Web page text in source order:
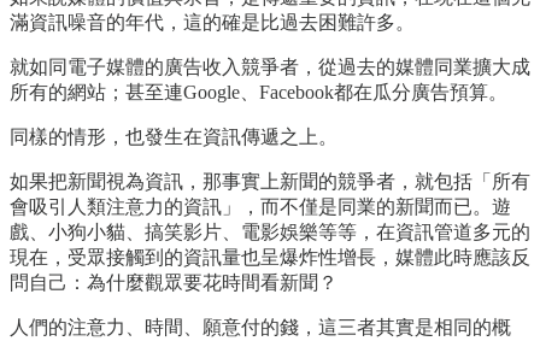
滿資訊噪音的年代，這的確是比過去困難許多。
就如同電子媒體的廣告收入競爭者，從過去的媒體同業擴大成
所有的網站；甚至連Google、Facebook都在瓜分廣告預算。
同樣的情形，也發生在資訊傳遞之上。
如果把新聞視為資訊，那事實上新聞的競爭者，就包括「所有
會吸引人類注意力的資訊」，而不僅是同業的新聞而已。遊
戲、小狗小貓、搞笑影片、電影娛樂等等，在資訊管道多元的
現在，受眾接觸到的資訊量也呈爆炸性增長，媒體此時應該反
問自己：為什麼觀眾要花時間看新聞？
人們的注意力、時間、願意付的錢，這三者其實是相同的概